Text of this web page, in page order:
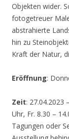
Objekten wider.
fotogetreuer
abstrahierte
hin zu
Kraft der Natur,
Eröffnung:
Zeit: 27.04.2023
Uhr, Fr. 8.30 –
Tagungen oder